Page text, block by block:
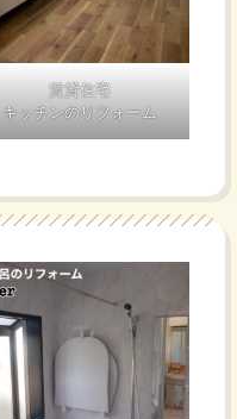
賃貸住宅
キッチンのリフォーム